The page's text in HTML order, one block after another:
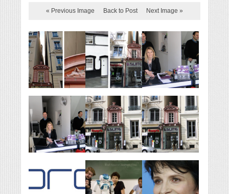
« Previous Image Back to Post Next Image »